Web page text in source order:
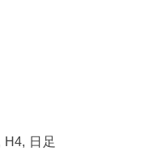
H4, 日足